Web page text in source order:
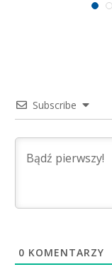
Subscribe
0 KOMENTARZY